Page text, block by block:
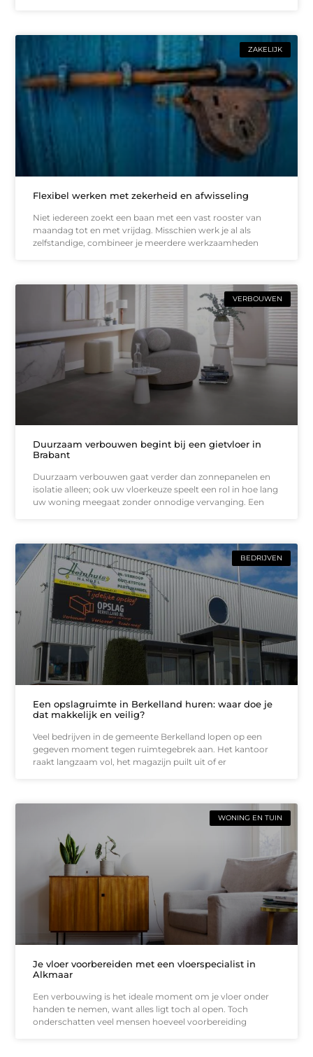
ZAKELIJK
Flexibel werken met zekerheid en afwisseling
Niet iedereen zoekt een baan met een vast rooster van
maandag tot en met vrijdag. Misschien werk je al als
zelfstandige, combineer je meerdere werkzaamheden
VERBOUWEN
Duurzaam verbouwen begint bij een gietvloer in
Brabant
Duurzaam verbouwen gaat verder dan zonnepanelen en
isolatie alleen; ook uw vloerkeuze speelt een rol in hoe lang
uw woning meegaat zonder onnodige vervanging. Een
BEDRIJVEN
Een opslagruimte in Berkelland huren: waar doe je
dat makkelijk en veilig?
Veel bedrijven in de gemeente Berkelland lopen op een
gegeven moment tegen ruimtegebrek aan. Het kantoor
raakt langzaam vol, het magazijn puilt uit of er
WONING EN TUIN
Je vloer voorbereiden met een vloerspecialist in
Alkmaar
Een verbouwing is het ideale moment om je vloer onder
handen te nemen, want alles ligt toch al open. Toch
onderschatten veel mensen hoeveel voorbereiding